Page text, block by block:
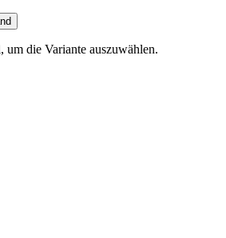
die Variante auszuwählen.